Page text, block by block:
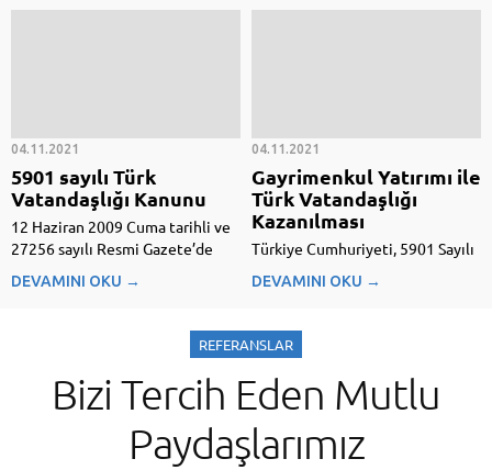
04.11.2021
5901 sayılı Türk
Vatandaşlığı Kanunu
12 Haziran 2009 Cuma tarihli ve
27256 sayılı Resmi Gazete’de
Vatandaşlığı Kanunu metni 5901
5901 sayılı Türk Vatandaşlığı
Kanunu, 12 Haziran 2009 Cuma
tarihli ve 27256 sayılı...
DEVAMINI OKU →
04.11.2021
Gayrimenkul Yatırımı ile
Türk Vatandaşlığı
Kazanılması
Türkiye Cumhuriyeti, 5901 Sayılı
göre belirli bir miktar
yabancılara istisnai Türk
Vatandaşlığı ve İkametgahı
sağlamaktadır. Bu yazının
devamını emlakmedya.com
sayfamızdan okuyabilirsiniz.
DEVAMINI OKU →
REFERANSLAR
Bizi Tercih Eden Mutlu
Paydaşlarımız